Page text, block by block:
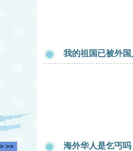
我的祖国已被外
海外华人是乞丐吗